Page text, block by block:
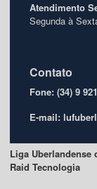
Atendimento
Segunda à
Contato
Fone: (34) 9
E-mail:
Liga Uberlandense
Raid Tecnologia